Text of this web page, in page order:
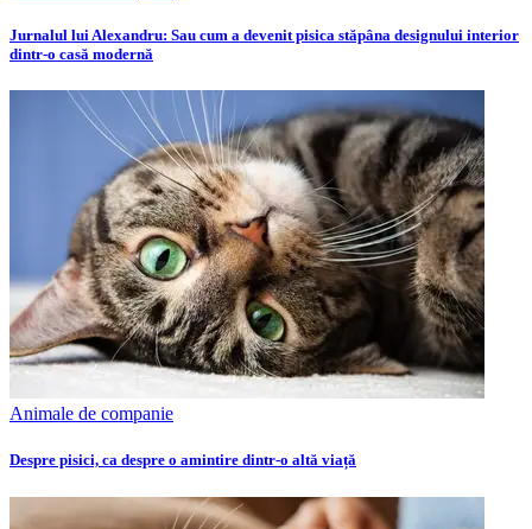
Jurnalul lui Alexandru: Sau cum a devenit pisica stăpâna designului interior
dintr-o casă modernă
Animale de companie
Despre pisici, ca despre o amintire dintr-o altă viață